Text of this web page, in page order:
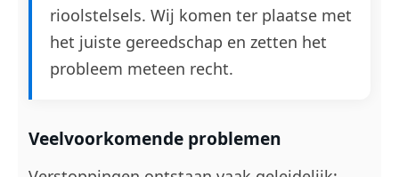
rioolstelsels. Wij komen ter plaatse met
het juiste gereedschap en zetten het
probleem meteen recht.
Veelvoorkomende problemen